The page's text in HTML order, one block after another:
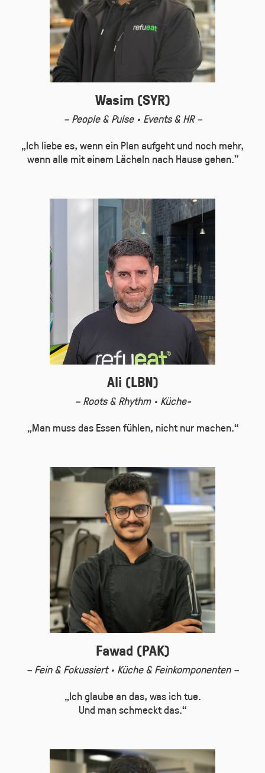
Wasim (SYR)
– People & Pulse · Events & HR –
„Ich liebe es, wenn ein Plan aufgeht und noch mehr,
wenn alle mit einem Lächeln nach Hause gehen.”
Ali (LBN)
– Roots & Rhythm · Küche-
„Man muss das Essen fühlen, nicht nur machen.“
Fawad (PAK)
– Fein & Fokussiert · Küche & Feinkomponenten –
„Ich glaube an das, was ich tue.
Und man schmeckt das.“